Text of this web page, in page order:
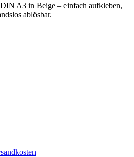
A3 in Beige – einfach aufkleben,
ablösbar.